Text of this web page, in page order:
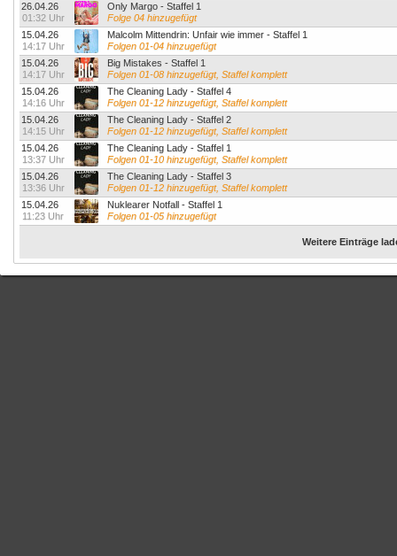
26.04.26
01:32 Uhr
Only Margo - Staffel 1
Folge 04 hinzugefügt
15.04.26
14:17 Uhr
Malcolm Mittendrin: Unfair wie immer - Staffel 1
Folgen 01-04 hinzugefügt
15.04.26
14:17 Uhr
Big Mistakes - Staffel 1
Folgen 01-08 hinzugefügt, Staffel komplett
15.04.26
14:16 Uhr
The Cleaning Lady - Staffel 4
Folgen 01-12 hinzugefügt, Staffel komplett
15.04.26
14:15 Uhr
The Cleaning Lady - Staffel 2
Folgen 01-12 hinzugefügt, Staffel komplett
15.04.26
13:37 Uhr
The Cleaning Lady - Staffel 1
Folgen 01-10 hinzugefügt, Staffel komplett
15.04.26
13:36 Uhr
The Cleaning Lady - Staffel 3
Folgen 01-12 hinzugefügt, Staffel komplett
15.04.26
11:23 Uhr
Nuklearer Notfall - Staffel 1
Folgen 01-05 hinzugefügt
Weitere Einträge